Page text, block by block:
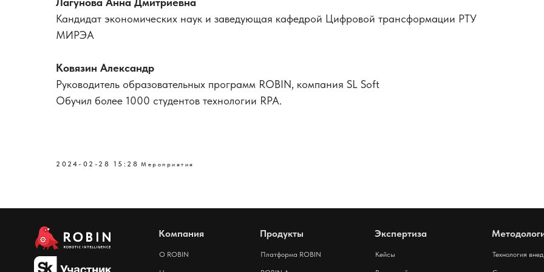
Кандидат экономических наук и заведующая кафедрой Цифровой трансформации РТУ
МИРЭА
Ковязин Александр
Руководитель образовательных программ ROBIN, компания SL Soft
Обучил более 1000 студентов технологии RPA.
2024-02-28 15:28 Мероприятия
Компания
О ROBIN
Экспертиза
Кейсы Технология
Продукты
Платформа ROBIN